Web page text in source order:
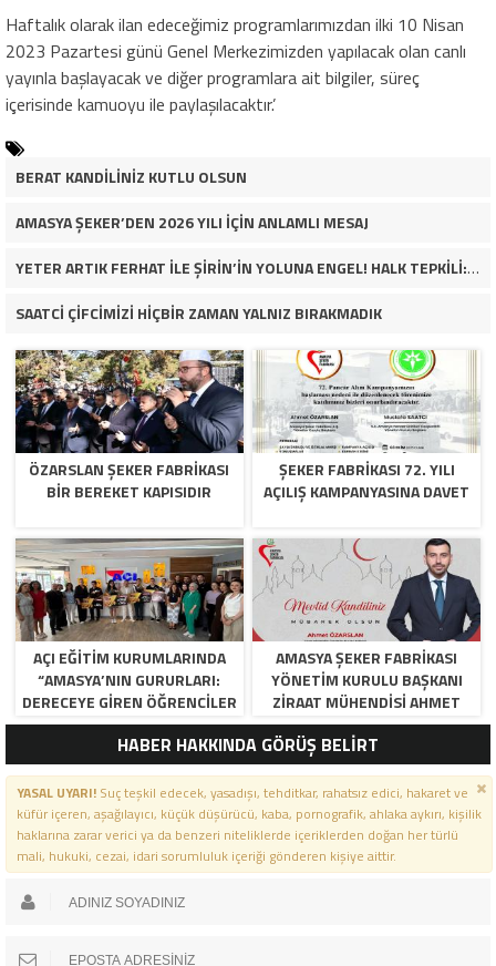
Haftalık olarak ilan edeceğimiz programlarımızdan ilki 10 Nisan
2023 Pazartesi günü Genel Merkezimizden yapılacak olan canlı
yayınla başlayacak ve diğer programlara ait bilgiler, süreç
içerisinde kamuoyu ile paylaşılacaktır.’
BERAT KANDİLİNİZ KUTLU OLSUN
AMASYA ŞEKER’DEN 2026 YILI İÇİN ANLAMLI MESAJ
YETER ARTIK FERHAT İLE ŞİRİN’İN YOLUNA ENGEL! HALK TEPKİLİ: “YOLU KAPATMAK ÇÖZÜM DEĞİL, GÖREVİNİ YAP!”
SAATCİ ÇİFCİMİZİ HİÇBİR ZAMAN YALNIZ BIRAKMADIK
ÖZARSLAN ŞEKER FABRİKASI
BİR BEREKET KAPISIDIR
ŞEKER FABRİKASI 72. YILI
AÇILIŞ KAMPANYASINA DAVET
AÇI EĞİTİM KURUMLARINDA
“AMASYA’NIN GURURLARI:
DERECEYE GIREN ÖĞRENCILER
İÇIN ANLAMLI TÖREN”
AMASYA ŞEKER FABRIKASI
YÖNETIM KURULU BAŞKANI
ZIRAAT MÜHENDISI AHMET
ÖZARSLAN’IN MEVLID KANDILI
MESAJI
HABER HAKKINDA GÖRÜŞ BELİRT
YASAL UYARI!Suç teşkil edecek, yasadışı, tehditkar, rahatsız edici, hakaret ve
küfür içeren, aşağılayıcı, küçük düşürücü, kaba, pornografik, ahlaka aykırı, kişilik
haklarına zarar verici ya da benzeri niteliklerde içeriklerden doğan her türlü
mali, hukuki, cezai, idari sorumluluk içeriği gönderen kişiye aittir.